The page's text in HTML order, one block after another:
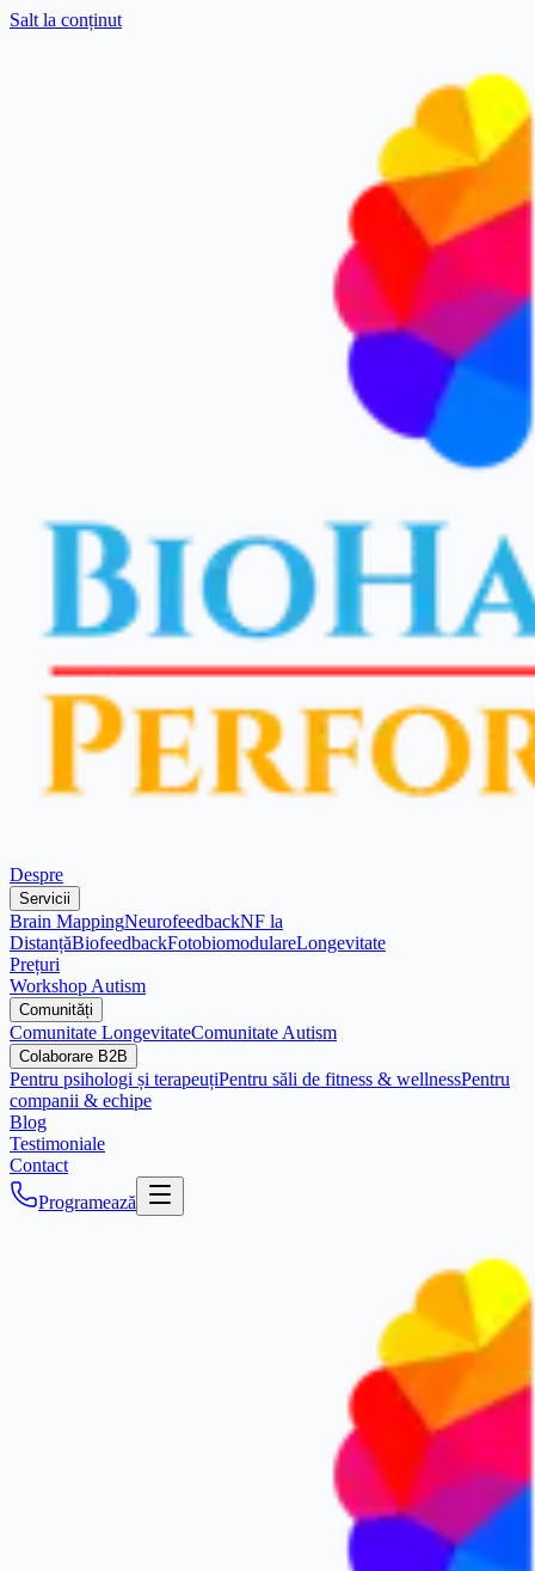
Salt la conținut
Despre
Servicii
Brain MappingNeurofeedbackNF la
DistanțăBiofeedbackFotobiomodulareLongevitate
Prețuri
Workshop Autism
Comunități
Comunitate LongevitateComunitate Autism
Colaborare B2B
Pentru psihologi și terapeuțiPentru săli de fitness & wellnessPentru
companii & echipe
Blog
Testimoniale
Contact
Programează